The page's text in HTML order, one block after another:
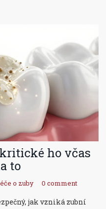
ho včas
to
o zuby 0 comment
jak vzniká zubní